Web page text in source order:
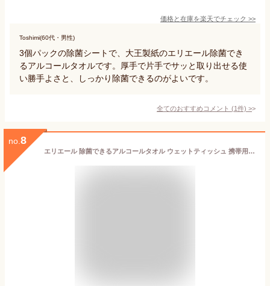
価格と在庫を楽天でチェック >>
Toshimi(60代・男性)
3個パックの除菌シートで、大王製紙のエリエール除菌でき
るアルコールタオルです。厚手で片手でサッと取り出せる使
い勝手よさと、しっかり除菌できるのがよいです。
全てのおすすめコメント (1件) >
no. 8
エリエール 除菌できるアルコールタオル ウェットティッシュ 携帯用 32枚 アルコールタイプ